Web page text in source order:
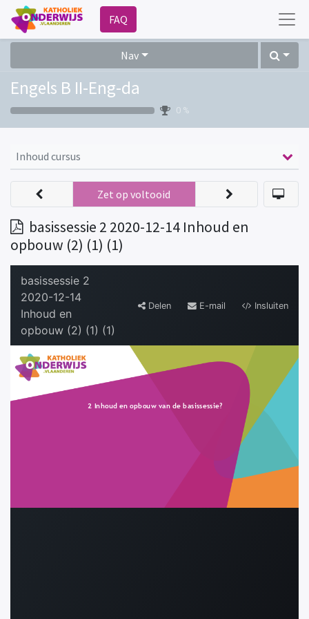
FAQ
Nav
Engels B II-Eng-da
0 %
Inhoud cursus
basissessie 2 2020-12-14 Inhoud en
opbouw (2) (1) (1)
Zet op voltooid